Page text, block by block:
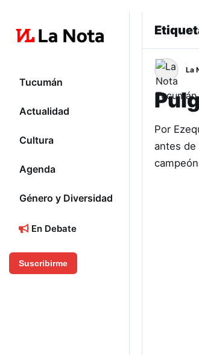
Tucumán
Actualidad
Cultura
Agenda
Género y Diversidad
En Debate
Suscribirme
La
Por
antes de